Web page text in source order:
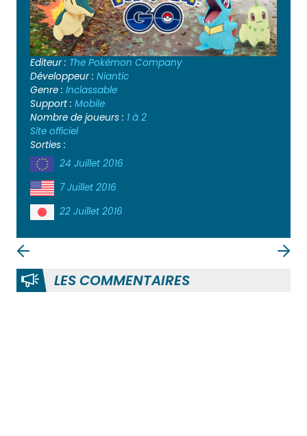
Editeur : The Pokémon Company
Développeur : Niantic
Genre : Inclassable
Support : Mobile
Nombre de joueurs : 1 à 2
Site officiel
Sorties :
24 Juillet 2016
7 Juillet 2016
22 Juillet 2016
LES COMMENTAIRES